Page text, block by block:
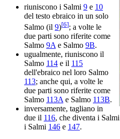
riuniscono i Salmi 9 e 10
del testo ebraico in un solo
Salmo (il 9)[6]; a volte le
due parti sono riferite come
Salmo 9Ae Salmo 9B.
ugualmente, riuniscono il
Salmo 114 e il 115
dell'ebraico nel loro Salmo
113; anche qui, a volte le
due parti sono riferite come
Salmo 113Ae Salmo 113B.
inversamente, tagliano in
due il 116, che diventa i Salmi
i Salmi 146 e 147.